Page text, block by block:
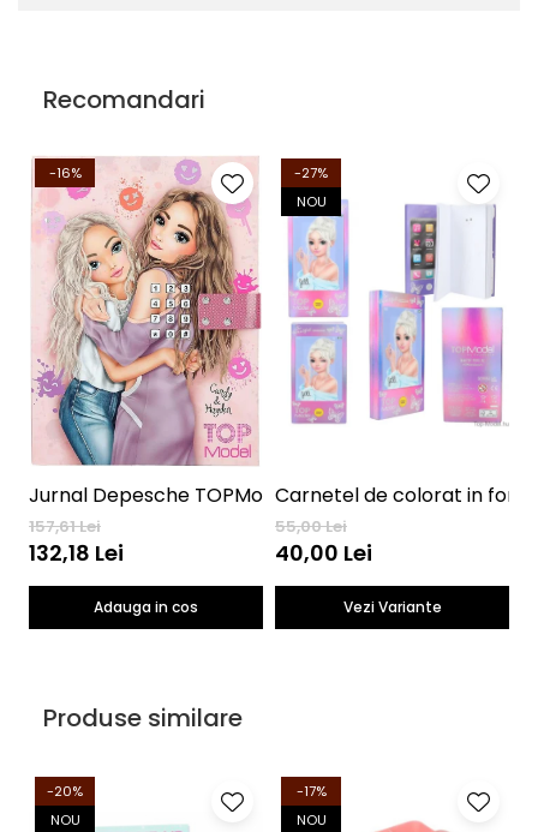
Recomandari
-16%
Jurnal Depesche TOPModel Happy Together 12421
157,61 Lei
132,18 Lei
Adauga in cos
-27%
NOU
Carnetel de colorat in
55,00 Lei
40,00 Lei
Vezi Variante
Produse similare
-20%
NOU
-17%
NOU